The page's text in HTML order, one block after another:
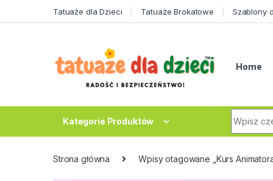
Tatuaże dla Dzieci Tatuaże Brokatowe Szablony
Home
Kategorie Produktów
Strona główna Wpisy otagowane „Kurs